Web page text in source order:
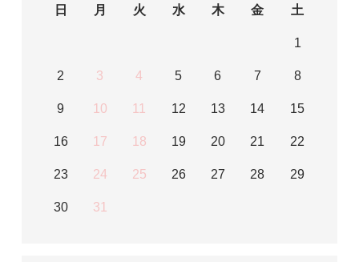
日
月 火 水 木 金 土
1
2 3 4 5 6 7 8
9 10 11 12 13 14 15
16 17 18 19 20 21 22
23 24 25 26 27 28 29
30 31